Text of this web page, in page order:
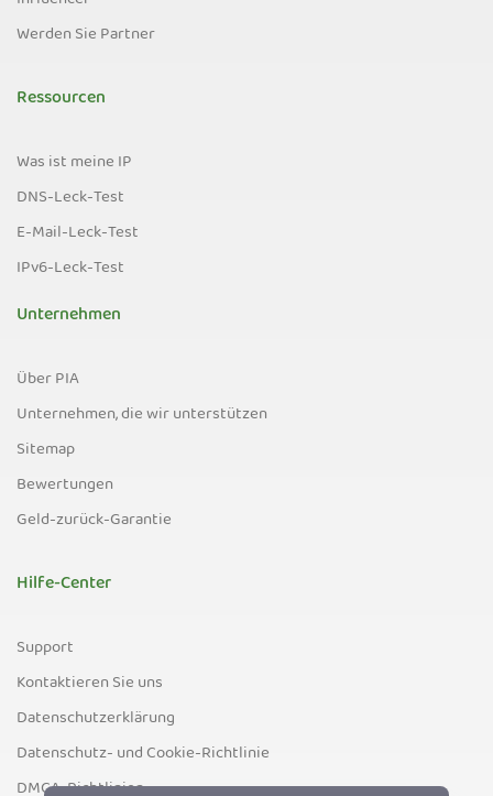
Werden Sie Partner
Ressourcen
Was ist meine IP
DNS-Leck-Test
E-Mail-Leck-Test
IPv6-Leck-Test
Unternehmen
Über PIA
Unternehmen, die wir unterstützen
Sitemap
Bewertungen
Geld-zurück-Garantie
Hilfe-Center
Support
Kontaktieren Sie uns
Datenschutzerklärung
Datenschutz- und Cookie-Richtlinie
DMCA-Richtlinien